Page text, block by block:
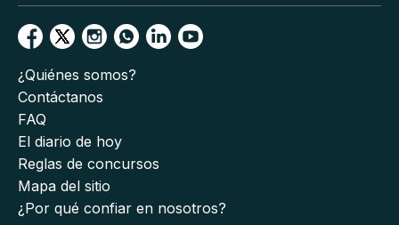
¿Quiénes somos?
Contáctanos
FAQ
El diario de hoy
Reglas de concursos
Mapa del sitio
¿Por qué confiar en nosotros?